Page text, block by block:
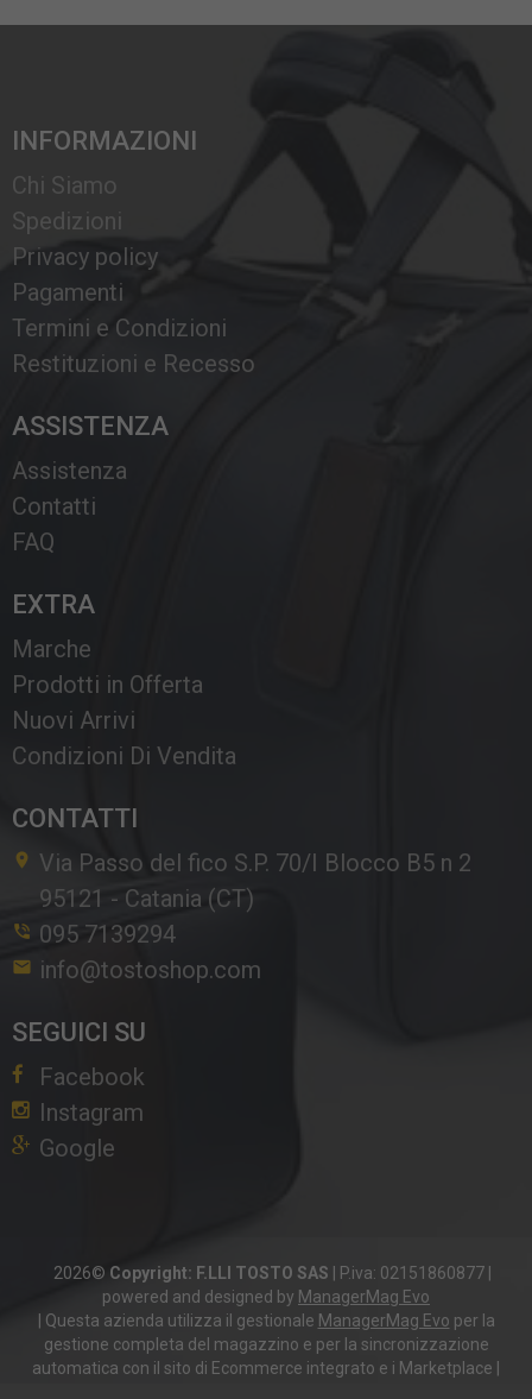
INFORMAZIONI
Chi Siamo
Spedizioni
Privacy policy
Pagamenti
Termini e Condizioni
Restituzioni e Recesso
ASSISTENZA
Assistenza
Contatti
FAQ
EXTRA
Marche
Prodotti in Offerta
Nuovi Arrivi
Condizioni Di Vendita
CONTATTI
Via Passo del fico S.P. 70/I Blocco B5 n 2
95121 - Catania (CT)
095 7139294
info@tostoshop.com
SEGUICI SU
Facebook
Instagram
Google
2026© Copyright: F.LLI TOSTO SAS P.iva: 02151860877|
powered and designed by ManagerMag Evo
| Questa azienda utilizza il gestionale ManagerMag Evo per la
gestione completa del magazzino e per la sincronizzazione
automatica con il sito di Ecommerce integrato e i Marketplace |